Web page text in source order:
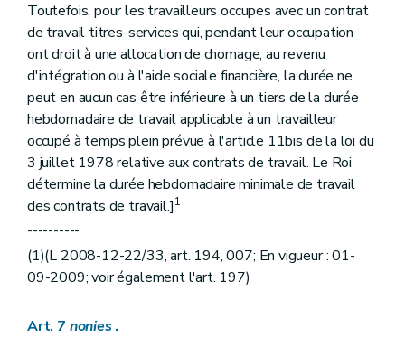
Toutefois, pour les travailleurs occupes avec un contrat
de travail titres-services qui, pendant leur occupation
ont droit à une allocation de chomage, au revenu
d'intégration ou à l'aide sociale financière, la durée ne
peut en aucun cas être inférieure à un tiers de la durée
hebdomadaire de travail applicable à un travailleur
occupé à temps plein prévue à l'article 11bis de la loi du
3 juillet 1978 relative aux contrats de travail. Le Roi
détermine la durée hebdomadaire minimale de travail
des contrats de travail.]1
----------
(1)(L 2008-12-22/33, art. 194, 007; En vigueur : 01-
09-2009; voir également l'art. 197)
Art. 7 nonies.